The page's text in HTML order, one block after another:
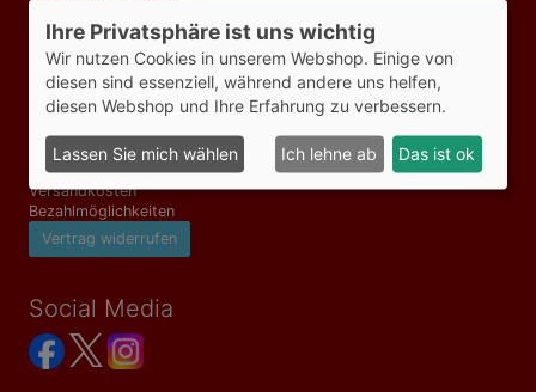
Mo-Fr 09:00-18:00 Uhr
Informationen
Impressum
Datenschutzerklärung
Versandkosten
Bezahlmöglichkeiten
Vertrag widerrufen
Social Media
Ihre Privatsphäre ist uns wichtig
Wir nutzen Cookies in unserem Webshop. Einige von
diesen sind essenziell, während andere uns helfen,
diesen Webshop und Ihre Erfahrung zu verbessern.
Lassen Sie mich wählen Ich lehne ab Das ist ok